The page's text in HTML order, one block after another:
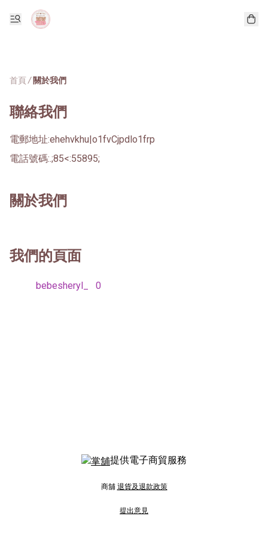
首頁/ 關於我們
聯絡我們
電郵地址:ehehvkhu|o1fvCjpdlo1frp
電話號碼:.;85<:55895;
關於我們
我們的頁面
bebesheryl_ 0
提供電子商貿服務
商舖 退貨及退款政策
提出意見